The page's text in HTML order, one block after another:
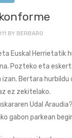
BY BERBARO
Euskal Herrietatik
Pozteko eta
Bertara
ez zekitelako.
Udal
gabon parkean